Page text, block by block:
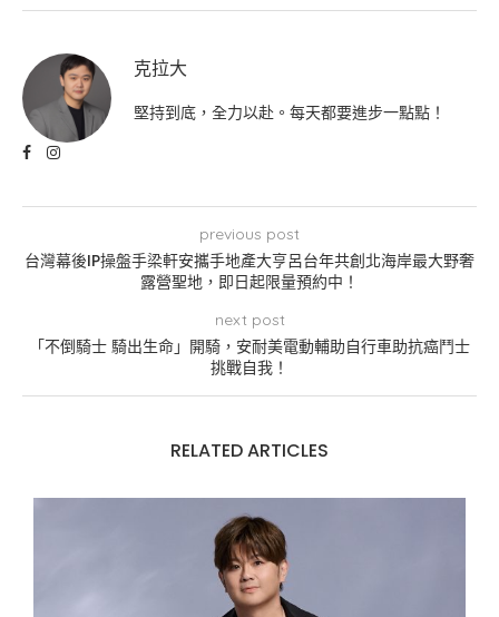
克拉大
堅持到底，全力以赴。每天都要進步一點點！
previous post
台灣幕後IP操盤手梁軒安攜手地產大亨呂台年共創北海岸最大野奢
露營聖地，即日起限量預約中！
next post
「不倒騎士 騎出生命」開騎，安耐美電動輔助自行車助抗癌鬥士
挑戰自我！
RELATED ARTICLES